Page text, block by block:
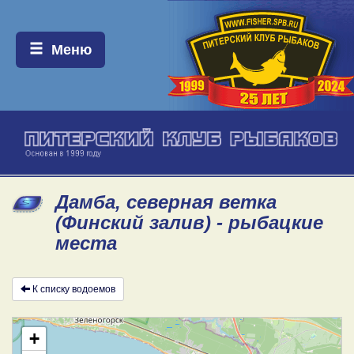
Меню:
Меню
Дамба, северная ветка
(Финский залив) - рыбацкие
места
К списку водоемов
+